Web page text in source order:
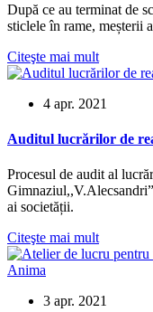
După ce au terminat de
sticlele în rame, meșterii
Citeşte mai mult
4 apr. 2021
Auditul lucrărilor de
Procesul de audit al
ai societății.
Citeşte mai mult
3 apr. 2021